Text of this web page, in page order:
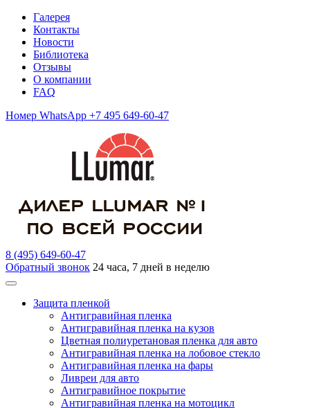
Галерея
Контакты
Новости
Библиотека
Отзывы
О компании
FAQ
Номер WhatsApp +7 495 649-60-47
8 (495) 649-60-47
Обратный звонок 24 часа, 7 дней в неделю
Защита пленкой
Антигравийная пленка
Антигравийная пленка на кузов
Цветная полиуретановая пленка для авто
Антигравийная пленка на лобовое стекло
Антигравийная пленка на фары
Ливреи для авто
Антигравийное покрытие
Антигравийная пленка на мотоцикл